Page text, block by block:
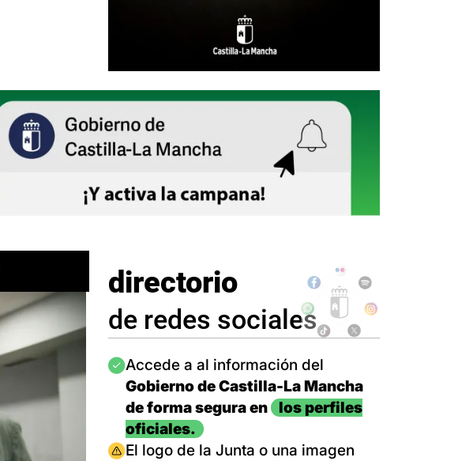
directorio
de redes sociales
Imagen
Accede a al información del
Gobierno de Castilla-La Mancha
de forma segura en
los perfiles
oficiales.
Imagen
El logo de la Junta o una imagen